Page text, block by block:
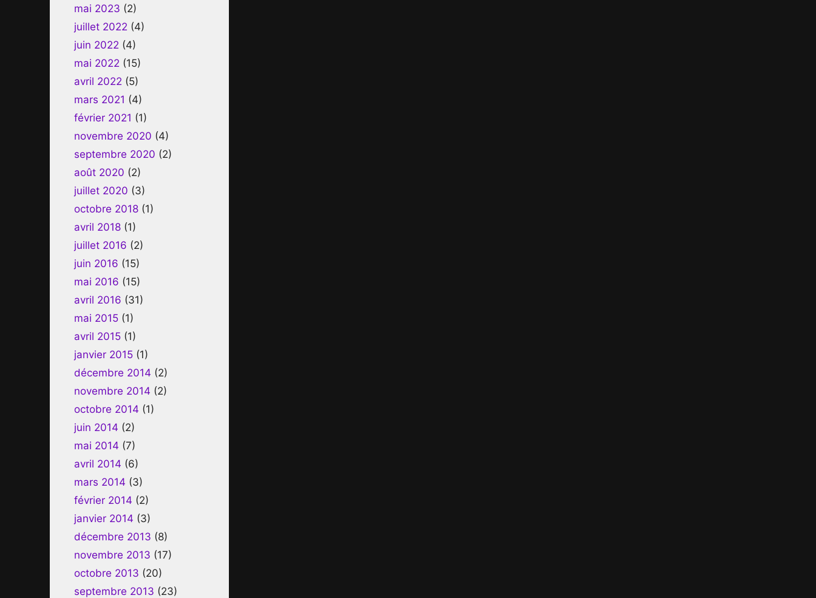
mai 2023 (2)
juillet 2022 (4)
juin 2022 (4)
mai 2022 (15)
avril 2022 (5)
mars 2021 (4)
février 2021 (1)
novembre 2020 (4)
septembre 2020 (2)
août 2020 (2)
juillet 2020 (3)
octobre 2018 (1)
avril 2018 (1)
juillet 2016 (2)
juin 2016 (15)
mai 2016 (15)
avril 2016 (31)
mai 2015 (1)
avril 2015 (1)
janvier 2015 (1)
décembre 2014 (2)
novembre 2014 (2)
octobre 2014 (1)
juin 2014 (2)
mai 2014 (7)
avril 2014 (6)
mars 2014 (3)
février 2014 (2)
janvier 2014 (3)
décembre 2013 (8)
novembre 2013 (17)
octobre 2013 (20)
septembre 2013 (23)